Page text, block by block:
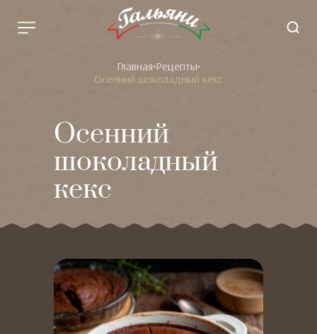
Главная Рецепты
Осенний шоколадный кекс
Осенний
шоколадный
кекс